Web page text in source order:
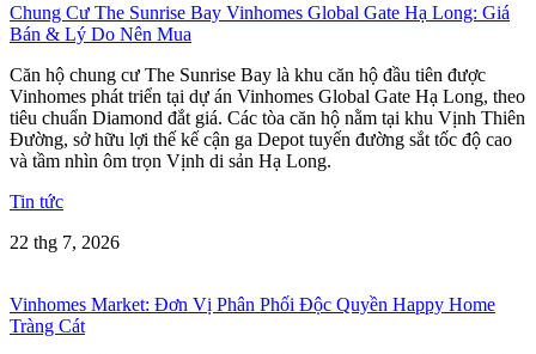
Chung Cư The Sunrise Bay Vinhomes Global Gate Hạ Long: Giá
Bán & Lý Do Nên Mua
Căn hộ chung cư The Sunrise Bay là khu căn hộ đầu tiên được
Vinhomes phát triển tại dự án Vinhomes Global Gate Hạ Long, theo
tiêu chuẩn Diamond đắt giá. Các tòa căn hộ nằm tại khu Vịnh Thiên
Đường, sở hữu lợi thế kế cận ga Depot tuyến đường sắt tốc độ cao
và tầm nhìn ôm trọn Vịnh di sản Hạ Long.
Tin tức
22 thg 7, 2026
Vinhomes Market: Đơn Vị Phân Phối Độc Quyền Happy Home
Tràng Cát